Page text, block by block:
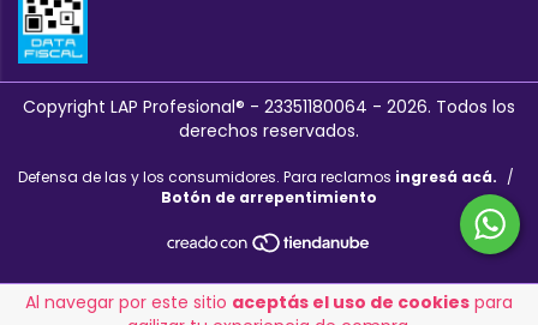
Al navegar por este sitio aceptás el uso de cookies para
Copyright LAP Profesional® - 23351180064 - 2026. Todos los
derechos reservados.
Defensa de las y los consumidores. Para reclamos ingresá acá. /
Botón de arrepentimiento